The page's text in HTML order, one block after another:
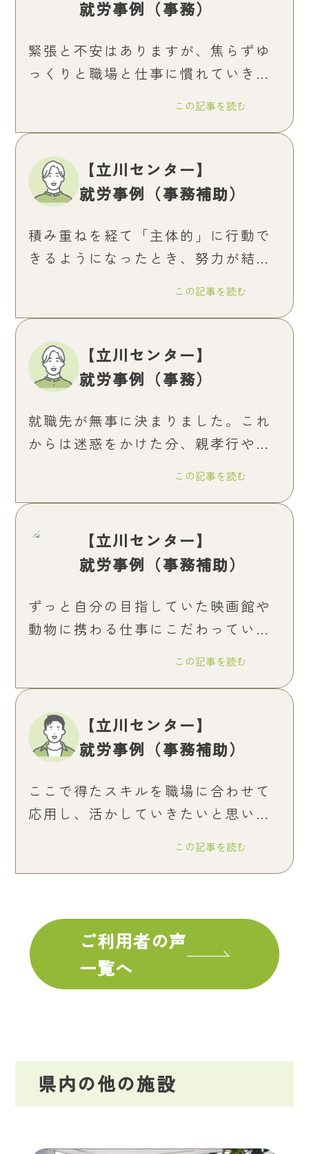
就労事例（事務）
緊張と不安はありますが、焦らずゆ
っくりと職場と仕事に慣れていきた
この記事を読む
【立川センター】
就労事例（事務補助）
積み重ねを経て「主体的」に行動で
きるようになったとき、努力が結実
この記事を読む
【立川センター】
就労事例（事務）
就職先が無事に決まりました。これ
からは迷惑をかけた分、親孝行や一
人暮らしを目標に頑張って働こうと
この記事を読む
【立川センター】
就労事例（事務補助）
ずっと自分の目指していた映画館や
動物に携わる仕事にこだわっていた
この記事を読む
【立川センター】
就労事例（事務補助）
ここで得たスキルを職場に合わせて
応用し、活かしていきたいと思いま
この記事を読む
ご利用者の声
一覧へ
県内の他の施設